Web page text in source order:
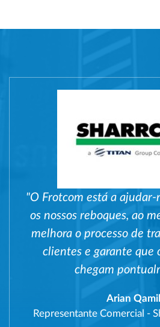
"O Frotcom está a
os nossos reboques, ao
melhora o processo de
clientes e garante que
chegam
Arian
Representante Comercial -